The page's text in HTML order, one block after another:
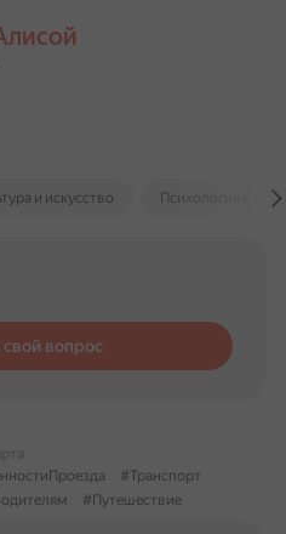
и искусство Психология и
свой вопрос
#Транспорт
#Путешествие